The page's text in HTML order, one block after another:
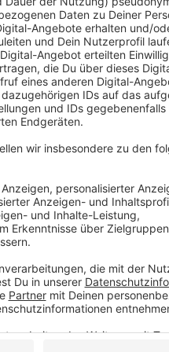
Anzeige
Als klimafreundliche
Die sollen mit Ökostrom
geben. Und die Umstellung
der Corona-Pandemie
der DEHOGA. Deswegen soll
Über das Thema wird heute
Mehr Infos zu dem Thema:
Hier gibt es die
Jugendrat fordert Verbot von